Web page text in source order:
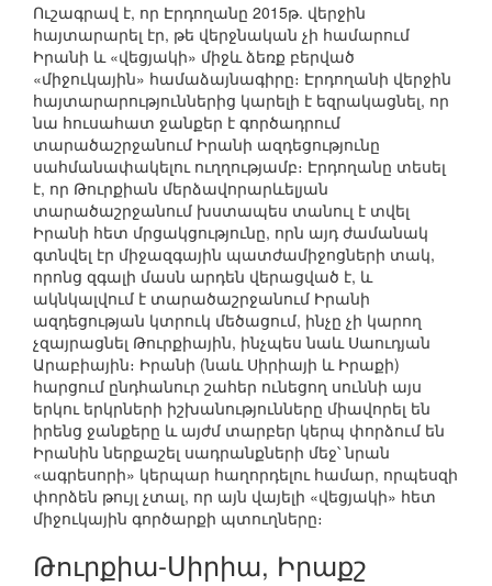
Ուշագրավ է, որ Էրդողանը 2015թ. վերջին
հայտարարել էր, թե վերջնական չի համարում
Իրանի և «վեցյակի» միջև ձեռք բերված
«միջուկային» համաձայնագիրը։ Էրդողանի վերջին
հայտարարություններից կարելի է եզրակացնել, որ
նա հուսահատ ջանքեր է գործադրում
տարածաշրջանում Իրանի ազդեցությունը
սահմանափակելու ուղղությամբ։ Էրդողանը տեսել
է, որ Թուրքիան մերձավորարևելյան
տարածաշրջանում խստապես տանուլ է տվել
Իրանի հետ մրցակցությունը, որն այդ ժամանակ
գտնվել էր միջազգային պատժամիջոցների տակ,
որոնց զգալի մասն արդեն վերացված է, և
ակնկալվում է տարածաշրջանում Իրանի
ազդեցության կտրուկ մեծացում, ինչը չի կարող
չզայրացնել Թուրքիային, ինչպես նաև Սաուդյան
Արաբիային։ Իրանի (նաև Սիրիայի և Իրաքի)
հարցում ընդհանուր շահեր ունեցող սուննի այս
երկու երկրների իշխանությունները միավորել են
իրենց ջանքերը և այժմ տարբեր կերպ փորձում են
Իրանին ներքաշել սադրանքների մեջ՝ նրան
«ագրեսորի» կերպար հաղորդելու համար, որպեսզի
փորձեն թույլ չտալ, որ այն վայելի «վեցյակի» հետ
միջուկային գործարքի պտուղները։
Թուրքիա-Սիրիա, Իրաքշ